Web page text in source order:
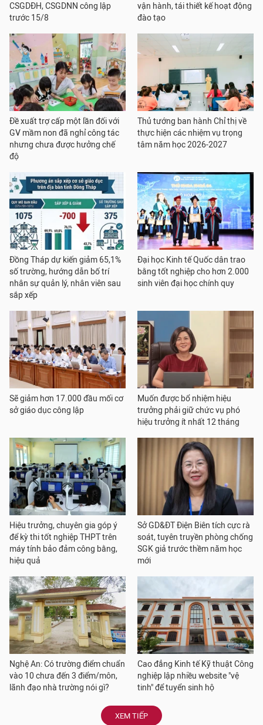
CSGDĐH, CSGDNN công lập
trước 15/8
vận hành, tái thiết kế hoạt động
đào tạo
Đề xuất trợ cấp một lần đối với
GV mầm non đã nghỉ công tác
nhưng chưa được hưởng chế
độ
Thủ tướng ban hành Chỉ thị về
thực hiện các nhiệm vụ trọng
tâm năm học 2026-2027
Đồng Tháp dự kiến giảm 65,1%
số trường, hướng dẫn bố trí
nhân sự quản lý, nhân viên sau
sắp xếp
Đại học Kinh tế Quốc dân trao
bằng tốt nghiệp cho hơn 2.000
sinh viên đại học chính quy
Sẽ giảm hơn 17.000 đầu mối cơ
sở giáo dục công lập
Muốn được bổ nhiệm hiệu
trưởng phải giữ chức vụ phó
hiệu trưởng ít nhất 12 tháng
Hiệu trưởng, chuyên gia góp ý
để kỳ thi tốt nghiệp THPT trên
máy tính bảo đảm công bằng,
hiệu quả
Sở GD&ĐT Điện Biên tích cực rà
soát, tuyên truyền phòng chống
SGK giả trước thềm năm học
mới
Nghệ An: Có trường điểm chuẩn
vào 10 chưa đến 3 điểm/môn,
lãnh đạo nhà trường nói gì?
Cao đẳng Kinh tế Kỹ thuật Công
nghiệp lập nhiều website "vệ
tinh" để tuyển sinh hộ
XEM TIẾP